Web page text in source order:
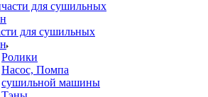
для сушильных
Ролики
Насос, Помпа
сушильной машины